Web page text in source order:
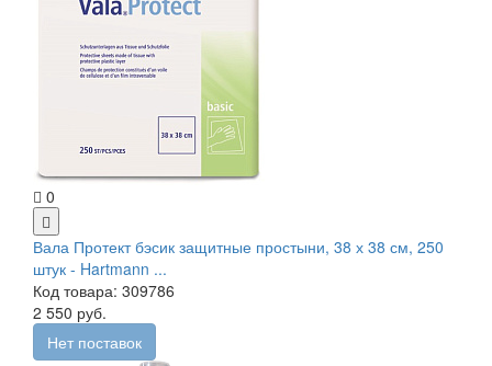
0
Вала Протект бэсик защитные простыни, 38 х 38 см, 250
штук - Hartmann ...
Код товара: 309786
2 550 руб.
Нет поставок